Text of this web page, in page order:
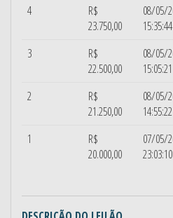
4
R$
23.750,00
08/05/
15:35:44
3
R$
22.500,00
08/05/
15:05:21
2
R$
21.250,00
08/05/
14:55:22
1
R$
20.000,00
07/05/
23:03:10